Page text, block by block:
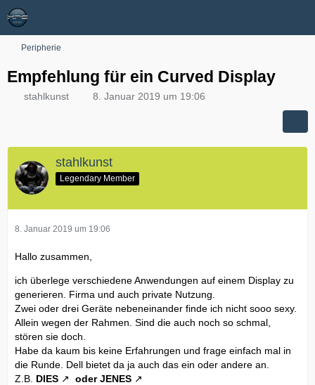
Peripherie
Empfehlung für ein Curved Display
stahlkunst 8. Januar 2019 um 19:06
stahlkunst
Legendary Member
8. Januar 2019 um 19:06
Hallo zusammen,
ich überlege verschiedene Anwendungen auf einem Display zu
generieren. Firma und auch private Nutzung.
Zwei oder drei Geräte nebeneinander finde ich nicht sooo sexy.
Allein wegen der Rahmen. Sind die auch noch so schmal,
stören sie doch.
Habe da kaum bis keine Erfahrungen und frage einfach mal in
die Runde. Dell bietet da ja auch das ein oder andere an.
Z.B. DIES oderJENES